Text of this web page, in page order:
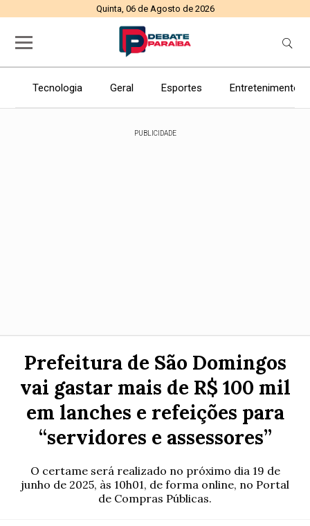
Quinta, 06 de Agosto de 2026
Tecnologia Geral Esportes Entretenimento
PUBLICIDADE
Prefeitura de São Domingos
vai gastar mais de R$ 100 mil
em lanches e refeições para
“servidores e assessores”
O certame será realizado no próximo dia 19 de
junho de 2025, às 10h01, de forma online, no Portal
de Compras Públicas.